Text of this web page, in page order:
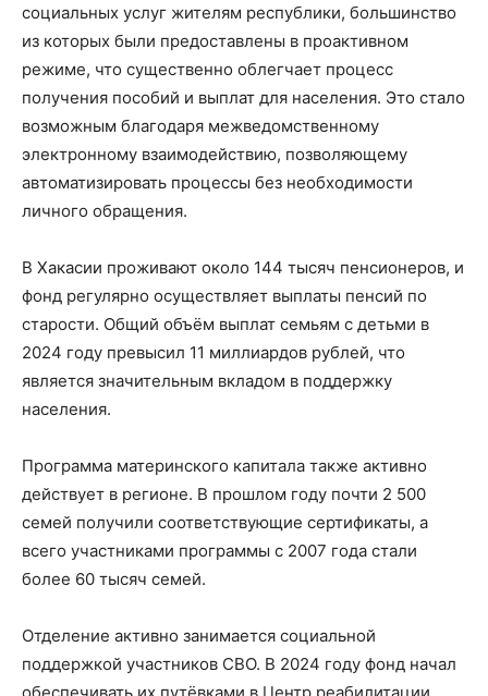
социальных услуг жителям республики, большинство
из которых были предоставлены в проактивном
режиме, что существенно облегчает процесс
получения пособий и выплат для населения. Это стало
возможным благодаря межведомственному
электронному взаимодействию, позволяющему
автоматизировать процессы без необходимости
личного обращения.
В Хакасии проживают около 144 тысяч пенсионеров, и
фонд регулярно осуществляет выплаты пенсий по
старости. Общий объём выплат семьям с детьми в
2024 году превысил 11 миллиардов рублей, что
является значительным вкладом в поддержку
населения.
Программа материнского капитала также активно
действует в регионе. В прошлом году почти 2 500
семей получили соответствующие сертификаты, а
всего участниками программы с 2007 года стали
более 60 тысяч семей.
Отделение активно занимается социальной
поддержкой участников СВО. В 2024 году фонд начал